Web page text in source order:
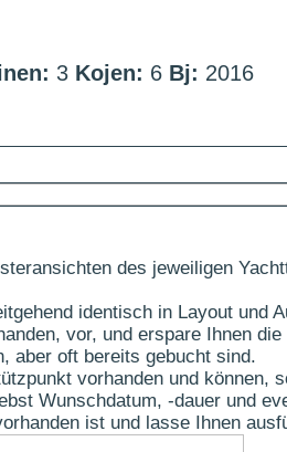
3 Kojen: 6 Bj: 2016
des jeweiligen
identisch in Layout und
vor, und erspare Ihnen
aber oft bereits gebucht sind.
vorhanden und können,
Wunschdatum, -dauer und
ist und lasse Ihnen